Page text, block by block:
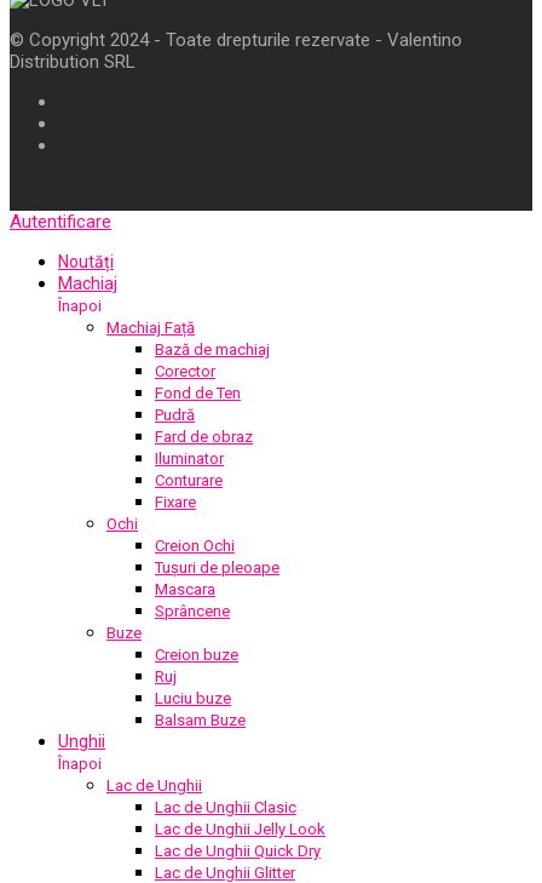
© Copyright 2024 - Toate drepturile rezervate - Valentino
Distribution SRL
Autentificare
Noutăți
Machiaj
Înapoi
Machiaj Față
Bază de machiaj
Corector
Fond de Ten
Pudră
Fard de obraz
Iluminator
Conturare
Fixare
Ochi
Creion Ochi
Tușuri de pleoape
Mascara
Sprâncene
Buze
Creion buze
Ruj
Luciu buze
Balsam Buze
Unghii
Înapoi
Lac de Unghii
Lac de Unghii Clasic
Lac de Unghii Jelly Look
Lac de Unghii Quick Dry
Lac de Unghii Glitter